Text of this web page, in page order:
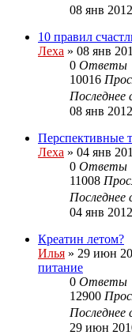
08 янв
10 правил
Леха » 08 янв
0 Ответы
10016
Последнее
08 янв
Перспективные
Леха » 04 янв
0 Ответы
11008
Последнее
04 янв
Креатин летом?
Илья » 29 июн
питание
0 Ответы
12900
Последнее
29 июн